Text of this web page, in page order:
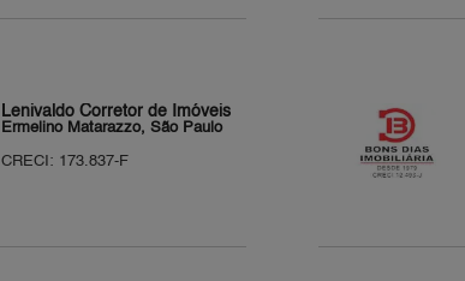
Lenivaldo Corretor de Imóveis
Ermelino Matarazzo, São Paulo
CRECI: 173.837-F